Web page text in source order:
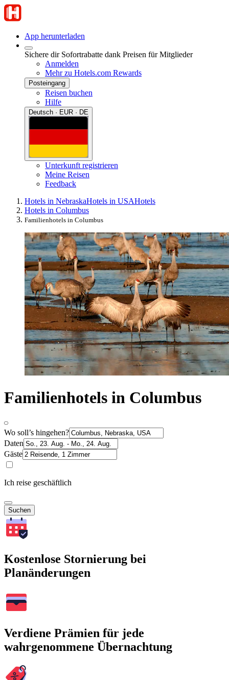
App herunterladen
Sichere dir Sofortrabatte dank Preisen für Mitglieder
Anmelden
Mehr zu Hotels.com Rewards
Posteingang
Reisen buchen
Hilfe
Deutsch · EUR · DE
Unterkunft registrieren
Meine Reisen
Feedback
Hotels in NebraskaHotels in USAHotels
Hotels in Columbus
Familienhotels in Columbus
Familienhotels in Columbus
Wo soll’s hingehen?
Daten
Gäste
Ich reise geschäftlich
Suchen
Kostenlose Stornierung bei
Planänderungen
Verdiene Prämien für jede
wahrgenommene Übernachtung